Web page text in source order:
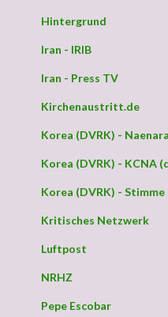
Hintergrund
Iran - IRIB
Iran - Press TV
Kirchenaustritt.de
Korea (DVRK) - Naenara
Korea (DVRK) - KCNA
Korea (DVRK) -
Kritisches Netzwerk
Luftpost
NRHZ
Pepe Escobar